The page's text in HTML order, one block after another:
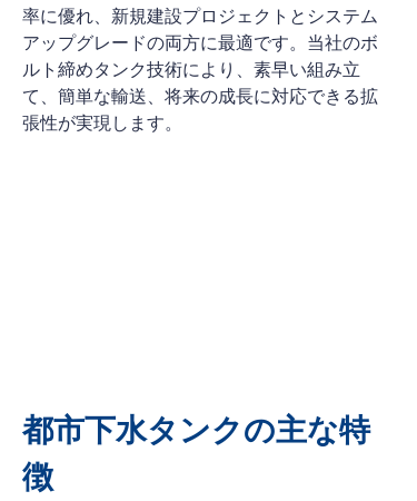
率に優れ、新規建設プロジェクトとシステム
アップグレードの両方に最適です。当社のボ
ルト締めタンク技術により、素早い組み立
て、簡単な輸送、将来の成長に対応できる拡
張性が実現します。
都市下水タンクの主な特
徴